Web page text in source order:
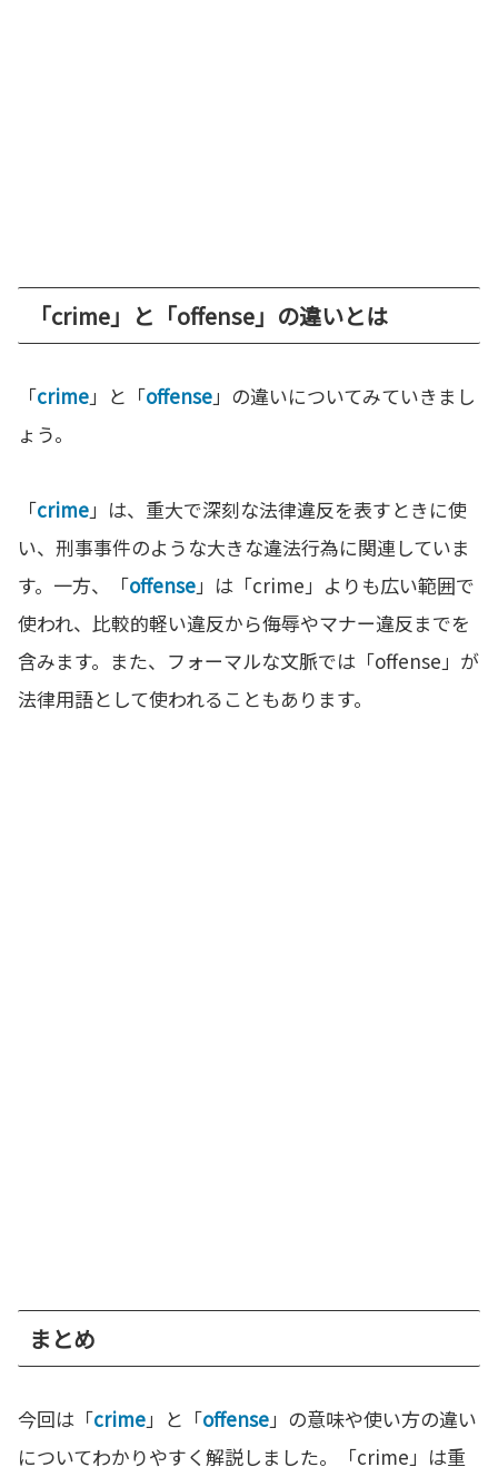
「crime」と「offense」の違いとは
「crime」と「offense」の違いについてみていきまし
ょう。
「crime」は、重大で深刻な法律違反を表すときに使
い、刑事事件のような大きな違法行為に関連していま
す。一方、「offense」は「crime」よりも広い範囲で
使われ、比較的軽い違反から侮辱やマナー違反までを
含みます。また、フォーマルな文脈では「offense」が
法律用語として使われることもあります。
まとめ
今回は「crime」と「offense」の意味や使い方の違い
についてわかりやすく解説しました。「crime」は重